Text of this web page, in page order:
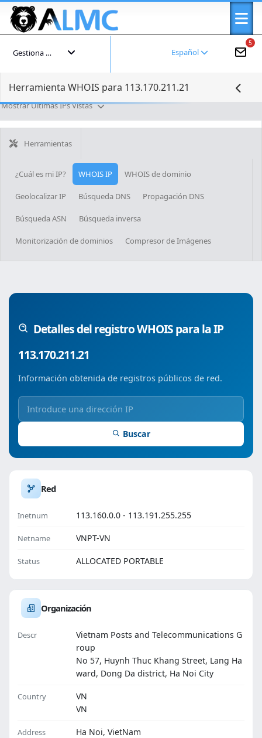
5
Español
Gestiona tu cuenta
Herramienta WHOIS para 113.170.211.21
Mostrar Últimas IPs Vistas
Herramientas
¿Cuál es mi IP? WHOIS IP WHOIS de dominio
Geolocalizar IP Búsqueda DNS Propagación DNS
Búsqueda ASN Búsqueda inversa
Monitorización de dominios Compresor de Imágenes
Detalles del registro WHOIS para la IP
113.170.211.21
Información obtenida de registros públicos de red.
Buscar
Red
Inetnum 113.160.0.0 - 113.191.255.255
Netname VNPT-VN
Status ALLOCATED PORTABLE
Organización
Descr
Vietnam Posts and Telecommunications G
roup
No 57, Huynh Thuc Khang Street, Lang Ha
ward, Dong Da district, Ha Noi City
Country
VN
VN
Address
Ha Noi, VietNam